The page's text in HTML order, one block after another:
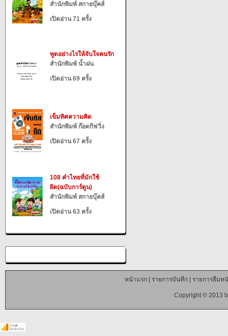
สำนักพิมพ์ สกายบุ๊คส์
เปิดอ่าน 71 ครั้ง
พูดอย่างไรให้จับใจคนรัก
สำนักพิมพ์ น้ำฝน
เปิดอ่าน 69 ครั้ง
เข็มทิศความคิด
สำนักพิมพ์ ก๊อตกีฟวิ่ง
เปิดอ่าน 67 ครั้ง
108 คำไทยที่มักใช้
ผิด(ฉบับการ์ตูน)
สำนักพิมพ์ สกายบุ๊คส์
เปิดอ่าน 63 ครั้ง
หน้าแรก| รายการบันทึก| รายการยืมห
Copyright © 2013